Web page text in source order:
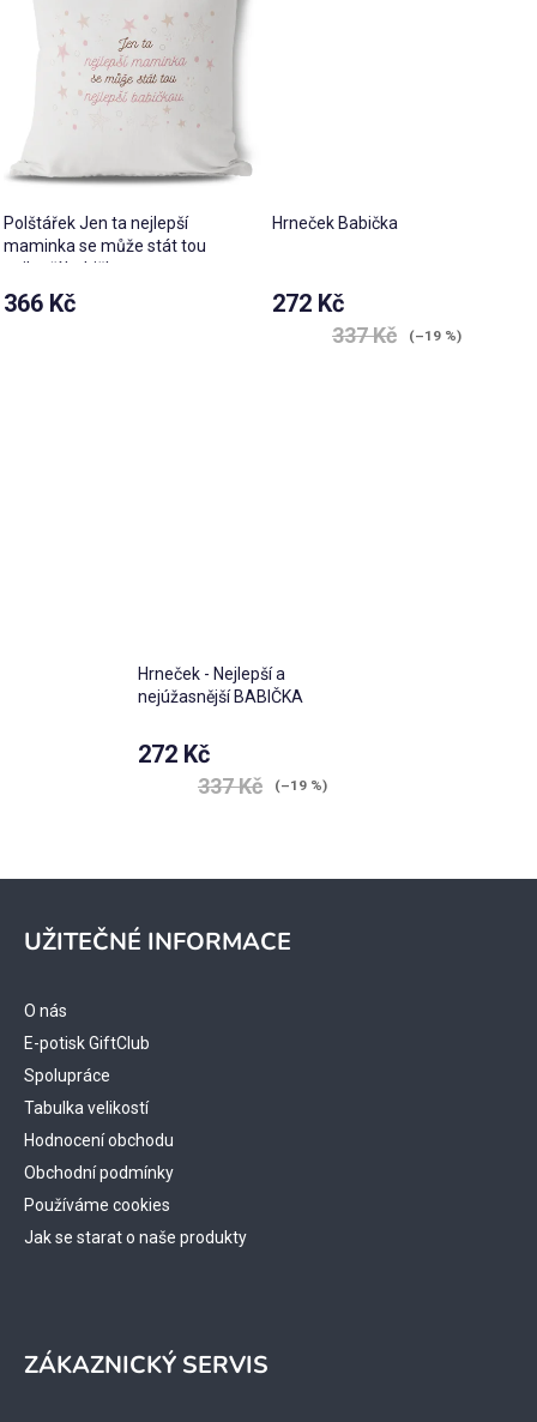
Polštářek Jen ta nejlepší
maminka se může stát tou
nejlepší babičkou
Průměrné
366 Kč
Hrneček Babička
272 Kč
337 Kč (–19 %)
Hrneček - Nejlepší a
nejúžasnější BABIČKA
272 Kč
337 Kč (–19 %)
UŽITEČNÉ INFORMACE
O nás
E-potisk GiftClub
Spolupráce
Tabulka velikostí
Hodnocení obchodu
Obchodní podmínky
Používáme cookies
Jak se starat o naše produkty
ZÁKAZNICKÝ SERVIS